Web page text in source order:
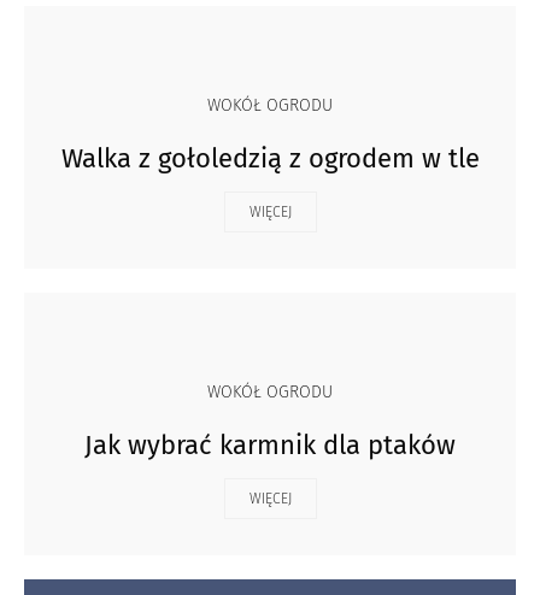
WOKÓŁ OGRODU
Walka z gołoledzią z ogrodem w tle
WIĘCEJ
WOKÓŁ OGRODU
Jak wybrać karmnik dla ptaków
WIĘCEJ